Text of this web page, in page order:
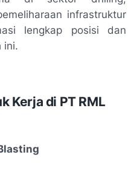
infrastruktur
lengkap posisi dan
ini.
Kerja di PT RML